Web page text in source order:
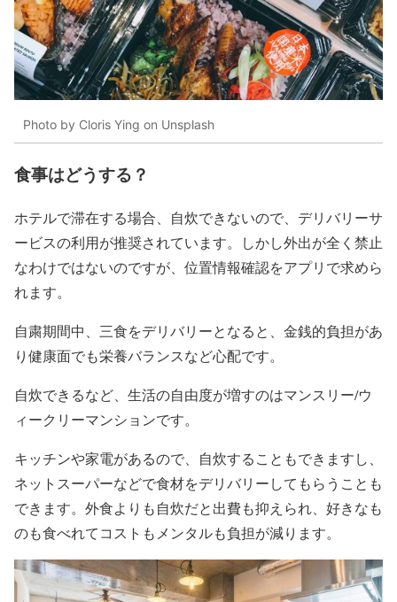
Photo by Cloris Ying on Unsplash
食事はどうする？
ホテルで滞在する場合、自炊できないので、デリバリーサ
ービスの利用が推奨されています。しかし外出が全く禁止
なわけではないのですが、位置情報確認をアプリで求めら
れます。
自粛期間中、三食をデリバリーとなると、金銭的負担があ
り健康面でも栄養バランスなど心配です。
自炊できるなど、生活の自由度が増すのはマンスリー/ウ
ィークリーマンションです。
キッチンや家電があるので、自炊することもできますし、
ネットスーパーなどで食材をデリバリーしてもらうことも
できます。外食よりも自炊だと出費も抑えられ、好きなも
のも食べれてコストもメンタルも負担が減ります。